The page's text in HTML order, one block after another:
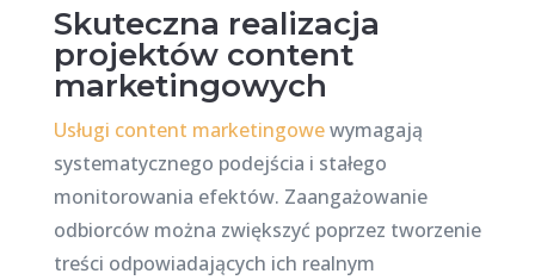
Skuteczna realizacja
projektów content
marketingowych
Usługi content marketingowewymagają
systematycznego podejścia i stałego
monitorowania efektów. Zaangażowanie
odbiorców można zwiększyć poprzez tworzenie
treści odpowiadających ich realnym